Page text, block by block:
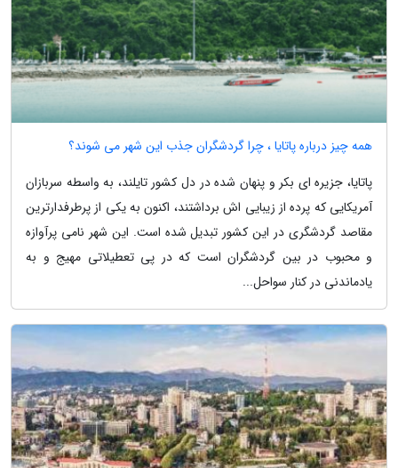
همه چیز درباره پاتایا ، چرا گردشگران جذب این شهر می شوند؟
پاتایا، جزیره ای بکر و پنهان شده در دل کشور تایلند، به واسطه سربازان
آمریکایی که پرده از زیبایی اش برداشتند، اکنون به یکی از پرطرفدارترین
مقاصد گردشگری در این کشور تبدیل شده است. این شهر نامی پرآوازه
و محبوب در بین گردشگران است که در پی تعطیلاتی مهیج و به
یادماندنی در کنار سواحل...